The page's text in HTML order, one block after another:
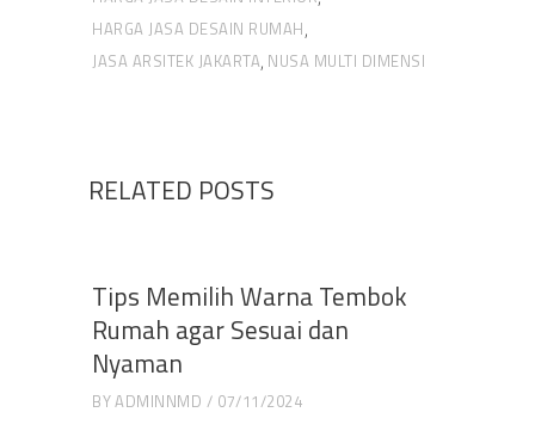
HARGA JASA DESAIN RUMAH,
JASA ARSITEK JAKARTA, NUSA MULTI DIMENSI
RELATED POSTS
Tips Memilih Warna Tembok
Rumah agar Sesuai dan
Nyaman
BYADMINNMD 07/11/2024